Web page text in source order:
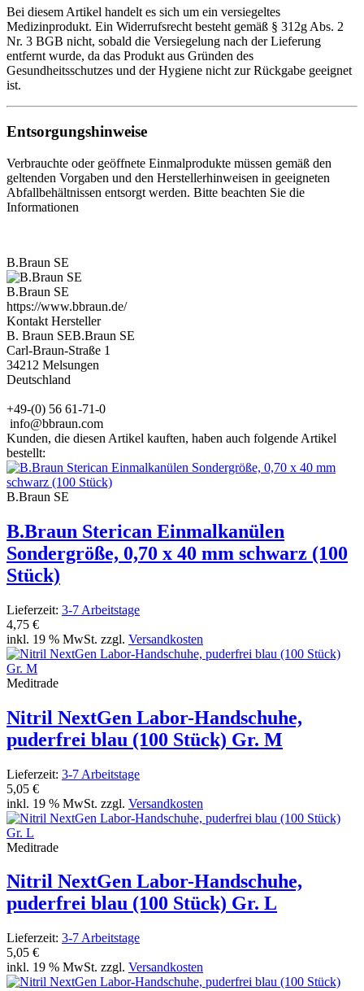
Bei diesem Artikel handelt es sich um ein versiegeltes
Medizinprodukt. Ein Widerrufsrecht besteht gemäß § 312g Abs. 2
Nr. 3 BGB nicht, sobald die Versiegelung nach der Lieferung
entfernt wurde, da das Produkt aus Gründen des
Gesundheitsschutzes und der Hygiene nicht zur Rückgabe geeignet
ist.
Entsorgungshinweise
Verbrauchte oder geöffnete Einmalprodukte müssen gemäß den
geltenden Vorgaben und den Herstellerhinweisen in geeigneten
Abfallbehältnissen entsorgt werden. Bitte beachten Sie die
Informationen
B.Braun SE
B.Braun SE
https://www.bbraun.de/
Kontakt Hersteller
B. Braun SEB.Braun SE
Carl-Braun-Straße 1
34212 Melsungen
Deutschland
+49-(0) 56 61-71-0
info@bbraun.com
Kunden, die diesen Artikel kauften, haben auch folgende Artikel
bestellt:
B.Braun SE
B.Braun Sterican Einmalkanülen
Sondergröße, 0,70 x 40 mm schwarz (100
Stück)
Lieferzeit: 3-7 Arbeitstage
4,75 €
inkl. 19 % MwSt. zzgl. Versandkosten
Meditrade
Nitril NextGen Labor-Handschuhe,
puderfrei blau (100 Stück) Gr. M
Lieferzeit: 3-7 Arbeitstage
5,05 €
inkl. 19 % MwSt. zzgl. Versandkosten
Meditrade
Nitril NextGen Labor-Handschuhe,
puderfrei blau (100 Stück) Gr. L
Lieferzeit: 3-7 Arbeitstage
5,05 €
inkl. 19 % MwSt. zzgl. Versandkosten